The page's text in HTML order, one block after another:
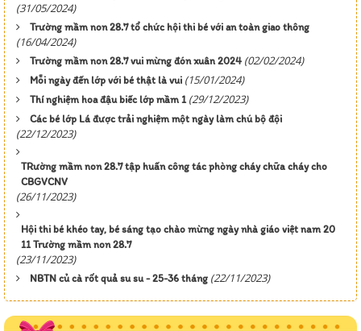
(31/05/2024)
Trường mầm non 28.7 tổ chức hội thi bé với an toàn giao thông
(16/04/2024)
Trường mầm non 28.7 vui mừng đón xuân 2024 (02/02/2024)
Mỗi ngày đến lớp với bé thật là vui (15/01/2024)
Thí nghiệm hoa đậu biếc lớp mầm 1 (29/12/2023)
Các bé lớp Lá được trải nghiệm một ngày làm chú bộ đội
(22/12/2023)
TRường mầm non 28.7 tập huấn công tác phòng cháy chữa cháy cho
CBGVCNV
(26/11/2023)
Hội thi bé khéo tay, bé sáng tạo chào mừng ngày nhà giáo việt nam 20
11 Trường mầm non 28.7
(23/11/2023)
NBTN củ cà rốt quả su su - 25-36 tháng (22/11/2023)